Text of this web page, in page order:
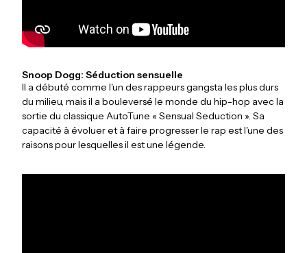
Snoop Dogg: Séduction sensuelle
Il a débuté comme l'un des rappeurs gangsta les plus durs
du milieu, mais il a bouleversé le monde du hip-hop avec la
sortie du classique AutoTune « Sensual Seduction ». Sa
capacité à évoluer et à faire progresser le rap est l'une des
raisons pour lesquelles il est une légende.